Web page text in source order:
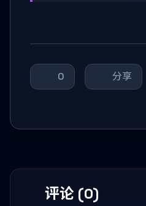
0 分享
评论 (0)